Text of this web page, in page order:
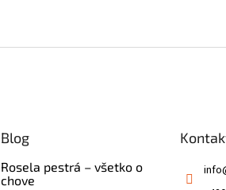
Blog
Rosela pestrá – všetko o
chove
info